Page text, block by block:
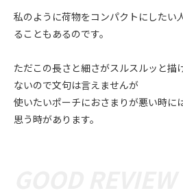
私のように荷物をコンパクトにしたい
ることもあるのです。
ただこの長さと細さがスルスルッと描
ないので文句は言えませんが
使いたいポーチにおさまりが悪い時に
思う時があります。